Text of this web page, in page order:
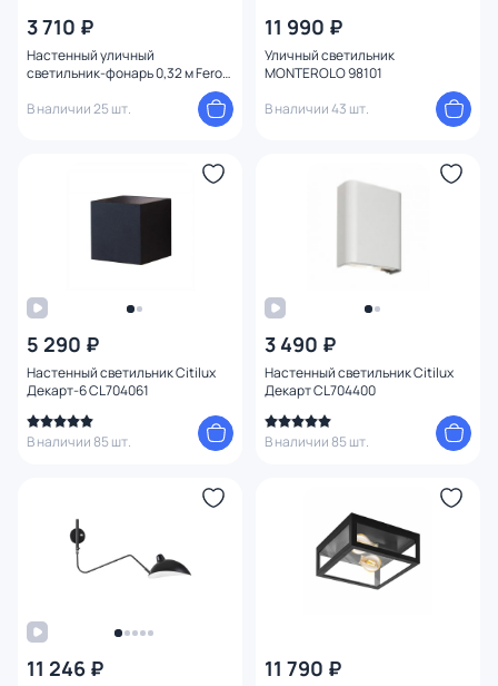
3 710 ₽
Настенный уличный
светильник-фонарь 0,32 м Feron
В наличии 25 шт.
11 990 ₽
Уличный светильник
MONTEROLO 98101
В наличии 43 шт.
5 290 ₽
Настенный светильник Citilux
Декарт-6 CL704061
В наличии 85 шт.
3 490 ₽
Настенный светильник Citilux
Декарт CL704400
В наличии 85 шт.
11 246 ₽ 11 790 ₽